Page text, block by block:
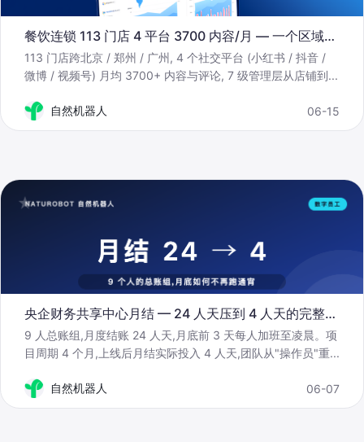
应用场景
技术与安全
产品能力
应用场景
技术与安全
行业
制造
餐饮
证券
电信
医疗
职能
方案
AI直播获客解决方案
应用商店
公司
关于我们
合作伙伴
餐饮连锁 113 门店 4 平台 3700 内容/月 — 一个区域运营经理怎么管多店运营
113 门店跨北京 / 郑州 / 广州, 4 个社交平台 (小红书 / 抖音 /
微博 / 视频号) 月均 3700+ 内容与评论, 7 级管理层从店铺到...
自然机器人 06-15
央企财务共享中心月结 — 24 人天压到 4 人天的完整路径
9 人总账组,月度结账 24 人天,月底前 3 天每人加班至凌晨。项
目周期 4 个月,上线后月结实际投入 4 人天,团队从"操作员"重...
自然机器人 06-07